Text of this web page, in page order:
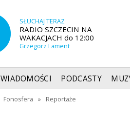
SŁUCHAJ TERAZ
RADIO SZCZECIN NA
WAKACJACH do 12:00
Grzegorz Lament
WIADOMOŚCI PODCASTY
Fonosfera » Reportaże